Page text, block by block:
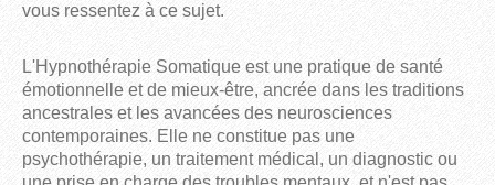
vous ressentez à ce sujet.
L'Hypnothérapie Somatique est une pratique de santé
émotionnelle et de mieux-être, ancrée dans les traditions
ancestrales et les avancées des neurosciences
contemporaines. Elle ne constitue pas une
psychothérapie, un traitement médical, un diagnostic ou